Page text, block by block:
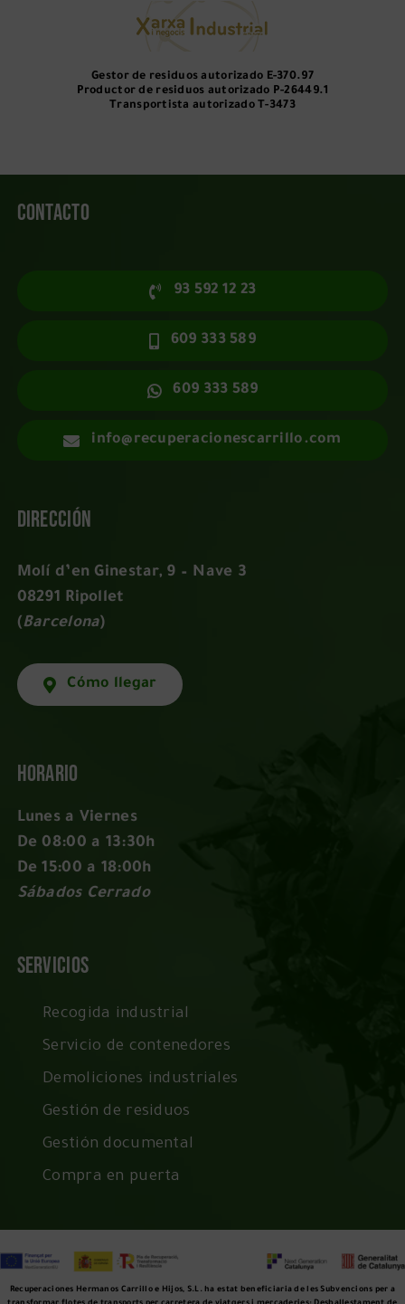
Gestor de residuos autorizado E-370.97
Productor de residuos autorizado P-26449.1
Transportista autorizadoT-3473
Contacto
93 592 12 23
609 333 589
609 333 589
info@recuperacionescarrillo.com
Dirección
Molí d’en Ginestar, 9 – Nave 3
08291 Ripollet
(Barcelona)
Cómo llegar
Horario
Lunes a Viernes
De 08:00 a 13:30h
De 15:00 a 18:00h
Sábados Cerrado
Servicios
Recogida industrial
Servicio de contenedores
Demoliciones industriales
Gestión de residuos
Gestión documental
Compra en puerta
Recuperaciones Hermanos Carrillo e Hijos, S.L. ha estat beneficiaria de les Subvencions per a